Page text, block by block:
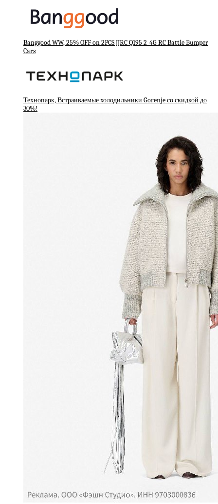
Banggood WW, 25% OFF on 2PCS JJRC Q195 2_4G RC Battle Bumper
Cars
Технопарк, Встраиваемые холодильники Gorenje со скидкой до
30%!